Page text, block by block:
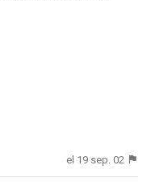
el 19 sep. 02